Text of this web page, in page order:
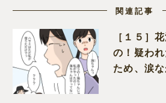
関連記事
［１５］
の！疑わ
ため、涙